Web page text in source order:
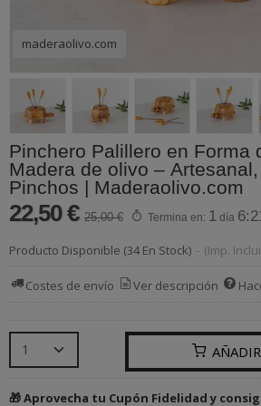
maderaolivo.com
Pinchero Palillero en Forma
Madera de olivo –
Pinchos | Maderaolivo.com
22,50 € 25,00 € Termina en: 1 día
Producto Disponible (34 En Stock) - (Imp.
Costes de envío Ver descripción
🎁 Aprovecha tu Cupón Fidelidad y